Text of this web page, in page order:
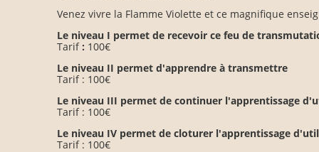
Venez vivre la Flamme Violette et ce magnifique
Le niveau I permet de recevoir ce feu de
Tarif: 100€
Le niveau II permet d'apprendre à transmettre
Tarif : 100€
Le niveau III permet de continuer l'apprentissage
Tarif : 100€
Le niveau IV permet de cloturer l'apprentissage
Tarif : 100€